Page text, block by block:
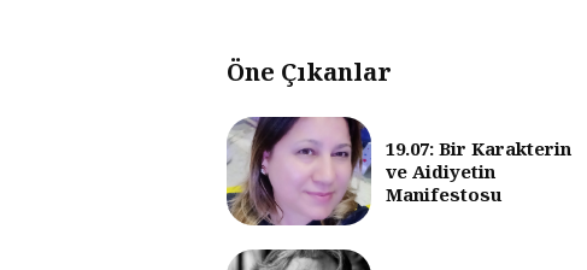
Öne Çıkanlar
19.07: Bir Karakterin
ve Aidiyetin
Manifestosu